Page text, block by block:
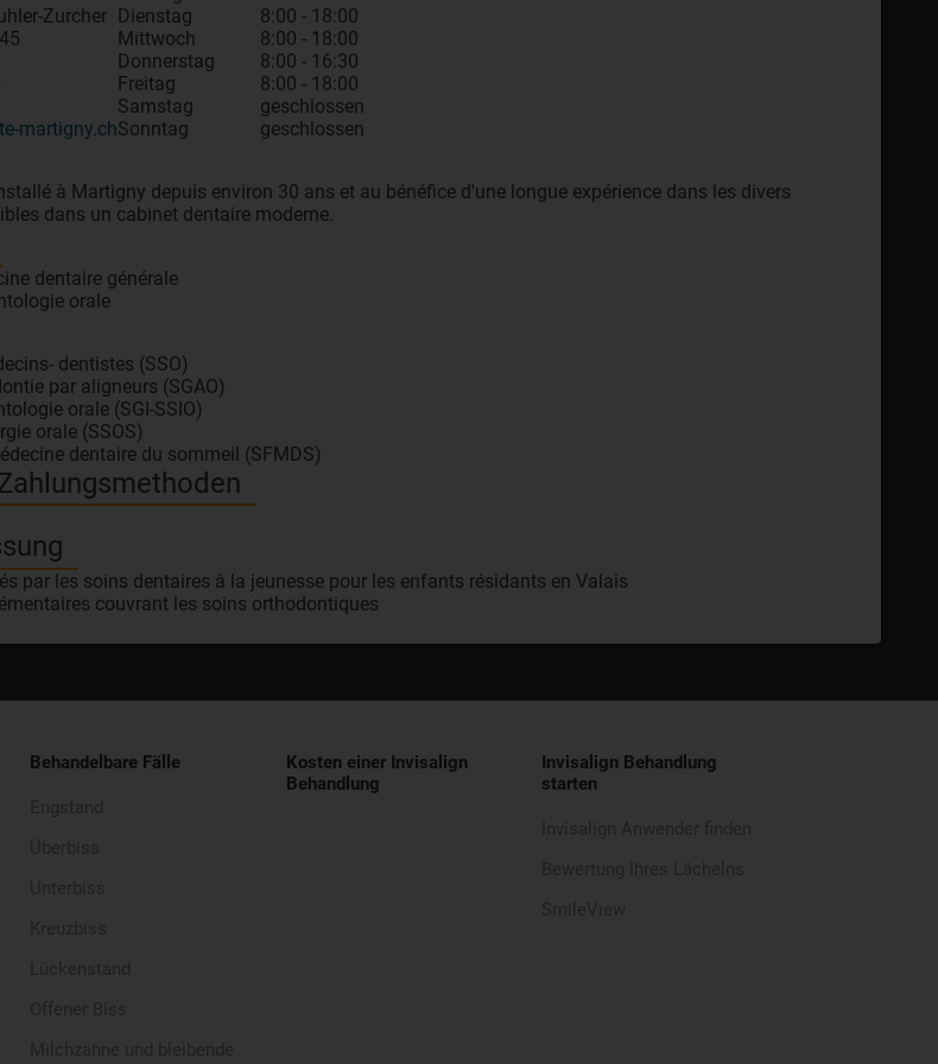
Zurcher
martigny.ch
Dienstag
8:00 - 18:00
Mittwoch
8:00 - 18:00
Donnerstag
8:00 - 16:30
Freitag
8:00 - 18:00
Samstag
geschlossen
Sonntag
geschlossen
à Martigny depuis environ 30 ans et au bénéfice d'une longue expérience dans les divers
dans un cabinet dentaire moderne.
dentaire générale
orale
dentistes (SSO)
par aligneurs (SGAO)
orale (SGI-SSIO)
orale (SSOS)
dentaire du sommeil (SFMDS)
par les soins dentaires à la jeunesse pour les enfants résidants en Valais
couvrant les soins orthodontiques
Behandelbare Fälle
Kosten einer Invisalign
Behandlung
Invisalign Behandlung
starten